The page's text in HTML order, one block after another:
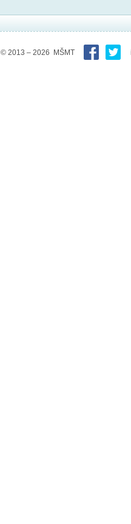
© 2013 – 2026 MŠMT